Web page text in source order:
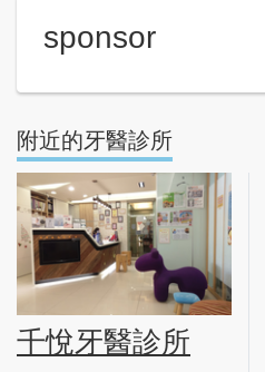
sponsor
附近的牙醫診所
千悅牙醫診所